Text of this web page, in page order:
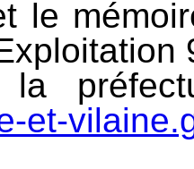
le
la
et-